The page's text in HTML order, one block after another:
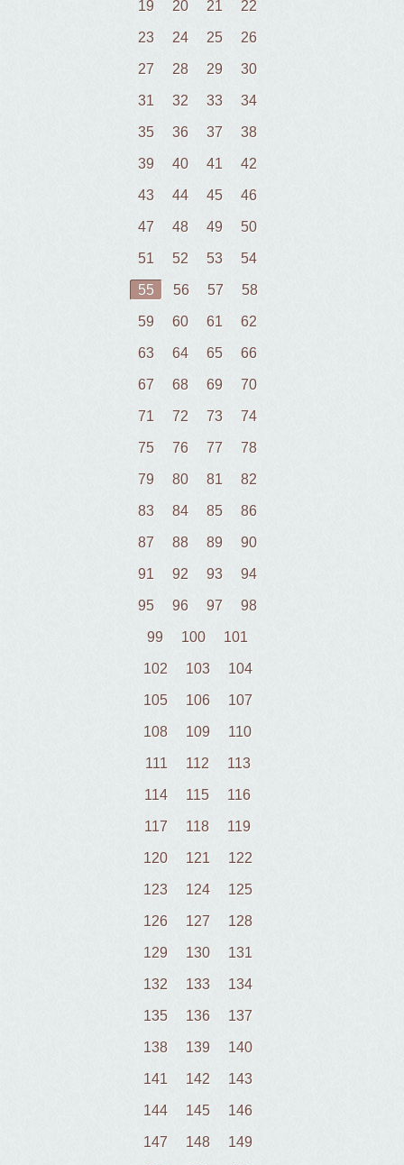
19 20 21 22
23 24 25 26
27 28 29 30
31 32 33 34
35 36 37 38
39 40 41 42
43 44 45 46
47 48 49 50
51 52 53 54
55 56 57 58
59 60 61 62
63 64 65 66
67 68 69 70
71 72 73 74
75 76 77 78
79 80 81 82
83 84 85 86
87 88 89 90
91 92 93 94
95 96 97 98
99 100 101
102 103 104
105 106 107
108 109 110
111 112 113
114 115 116
117 118 119
120 121 122
123 124 125
126 127 128
129 130 131
132 133 134
135 136 137
138 139 140
141 142 143
144 145 146
147 148 149